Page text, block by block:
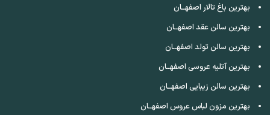
بهترین باغ تالار اصفهــان
بهترین سالن عقد اصفهــان
بهترین سالن تولد اصفهــان
بهترین آتلیه عروسی اصفهــان
بهترین سالن زیبایی اصفهــان
بهترین مزون لباس عروس اصفهــان